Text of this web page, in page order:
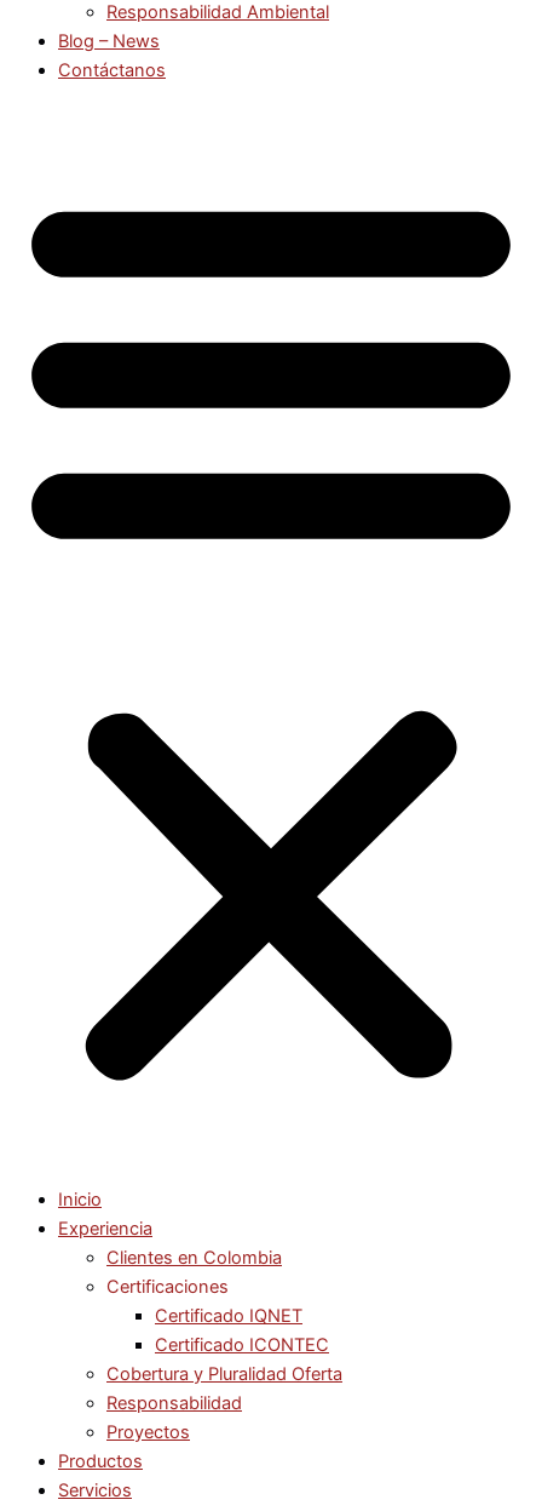
Responsabilidad Ambiental
Blog – News
Contáctanos
Inicio
Experiencia
Clientes en Colombia
Certificaciones
Certificado IQNET
Certificado ICONTEC
Cobertura y Pluralidad Oferta
Responsabilidad
Proyectos
Productos
Servicios